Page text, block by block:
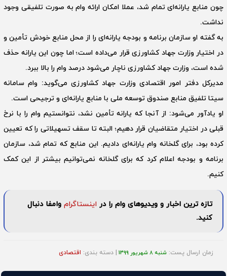
چون منابع یارانه‌ای تمام شد، عملا امکان ارائه وام به صورت تلفیقی وجود
نداشت.
به گفته او سازمان برنامه و بودجه یارانه‌ای را از محل منابع خودش تأمین و
در اختیار وزارت جهاد کشاورزی قرار می‌داده است؛ اما چون این یارانه حذف
شده است، وزارت جهاد کشاورزی ناچار می‌شود درصد وام را بالا ببرد.
مدیرکل دفتر امور اقتصادی وزارت جهاد کشاورزی می‌گوید: وام سامانه
سیتا تلفیق منابع صندوق توسعه ملی با منابع یارانه‌ای و ترجیحی است.
او یادآور می‌شود: از‌ آنجا ‌که یارانه تأمین نشد، نتوانستیم وام را با نرخ
قبلی در اختیار متقاضیان قرار دهیم؛ البته تا سقف تسهیلاتی را که تعیین
کرده بود، برای گلخانه وام یارانه‌ای دادیم. این منابع که تمام شد، سازمان
برنامه و بودجه اعلام کرد که برای گلخانه نمی‌توانیم بیشتر از این کمک
کنیم.
تازه ترین اخبار و ویدیوهای وام را در اینستاگرام وامفا دنبال
کنید.
زمان ارسال پست: شنبه 8 شهریور 1399 | دسته بندی: اقتصادی